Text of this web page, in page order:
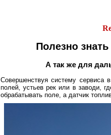
Полезно
А так же для
Совершенствуя систему сервиса
полей, устьев рек или в заводи,
обрабатывать поле, а датчик